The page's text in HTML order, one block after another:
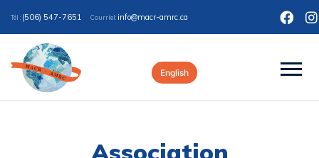
Tél : (506) 547-7651 Courriel: ac.crma-rcam@ofni
English
Association